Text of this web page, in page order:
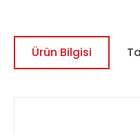
Ürün Bilgisi